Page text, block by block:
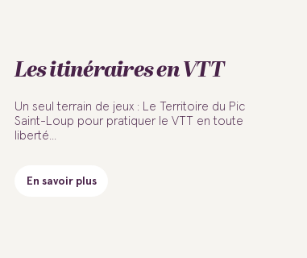
Les itinéraires en VTT
Un seul terrain de jeux : Le Territoire du Pic
Saint-Loup pour pratiquer le VTT en toute
liberté...
En savoir plus